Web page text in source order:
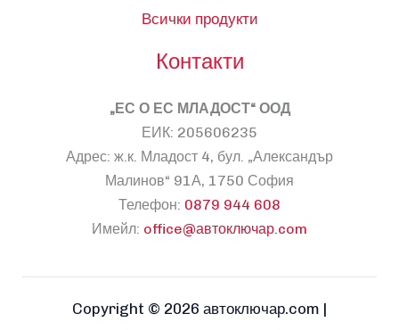
Всички продукти
Контакти
„ЕС О ЕС МЛАДОСТ“ ООД
ЕИК: 205606235
Адрес: ж.к. Младост 4, бул. „Александър
Малинов“ 91А, 1750 София
Телефон: 0879 944 608
Имейл: office@автоключар.com
Copyright © 2026 автоключар.com |